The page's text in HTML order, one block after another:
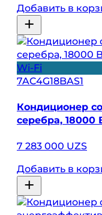
Добавить в
Wi-Fi
7AC4G18BAS1
Кондиционер
серебра, 18000
7 283 000 UZS
Добавить в